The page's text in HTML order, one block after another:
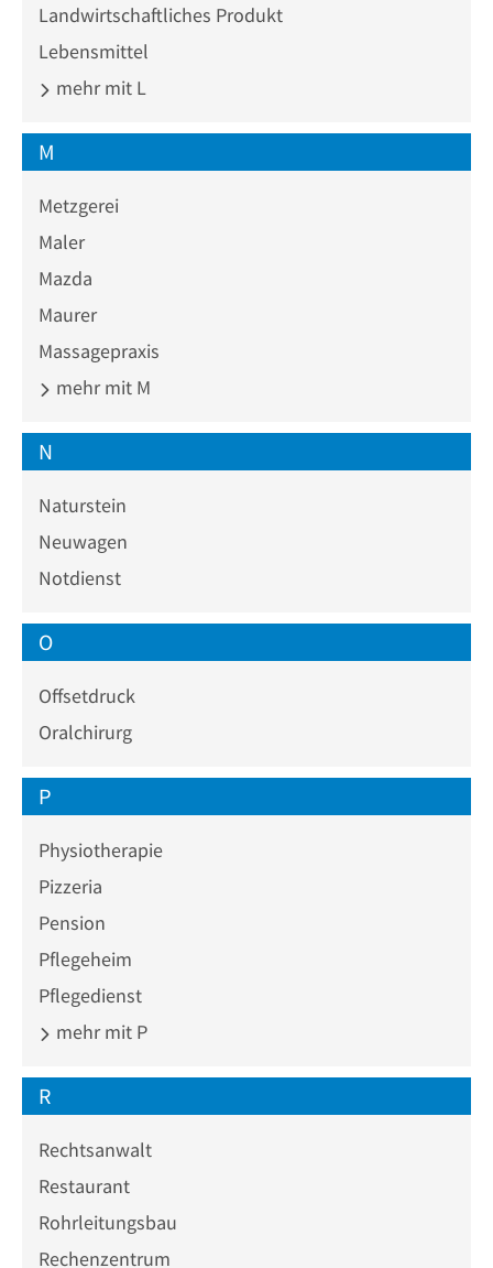
Landwirtschaftliches Produkt
Lebensmittel
mehr mit L
M
Metzgerei
Maler
Mazda
Maurer
Massagepraxis
mehr mit M
N
Naturstein
Neuwagen
Notdienst
O
Offsetdruck
Oralchirurg
P
Physiotherapie
Pizzeria
Pension
Pflegeheim
Pflegedienst
mehr mit P
R
Rechtsanwalt
Restaurant
Rohrleitungsbau
Rechenzentrum